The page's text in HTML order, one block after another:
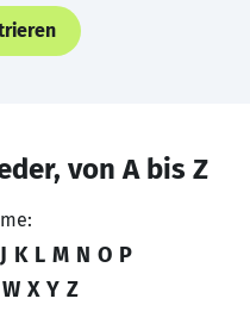
von A bis Z
J K L M N O P
W X Y Z